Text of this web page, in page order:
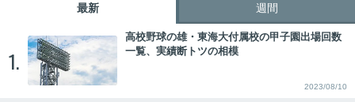
最新 週間
1.
高校野球の雄・東海大付属校の甲子園出場回数
一覧、実績断トツの相模
2023/08/10